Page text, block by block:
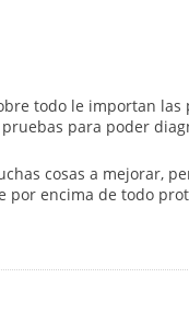
todo le importan
para poder
cosas a mejorar,
por encima de todo